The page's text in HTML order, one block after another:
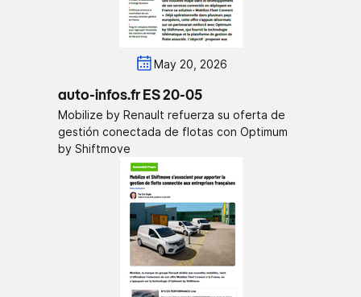
May 20, 2026
auto-infos.fr ES 20-05
Mobilize by Renault refuerza su oferta de
gestión conectada de flotas con Optimum
by Shiftmove